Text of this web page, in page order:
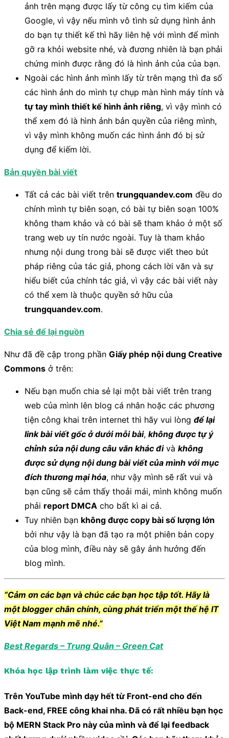
ảnh trên mạng được lấy từ công cụ tìm kiếm của
Google, vì vậy nếu mình vô tình sử dụng hình ảnh
do bạn tự thiết kế thì hãy liên hệ với mình để mình
gỡ ra khỏi website nhé, và đương nhiên là bạn phải
chứng minh được rằng đó là hình ảnh của của bạn.
Ngoài các hình ảnh mình lấy từ trên mạng thì đa số
các hình ảnh do mình tự chụp màn hình máy tính và
tự tay mình thiết kế hình ảnh riêng, vì vậy mình có
thể xem đó là hình ảnh bản quyền của riêng mình,
vì vậy mình không muốn các hình ảnh đó bị sử
dụng để kiếm lời.
Bản quyền bài viết
Tất cả các bài viết trên trungquandev.com đều do
chính mình tự biên soạn, có bài tự biên soạn 100%
không tham khảo và có bài sẽ tham khảo ở một số
trang web uy tín nước ngoài. Tuy là tham khảo
nhưng nội dung trong bài sẽ được viết theo bút
pháp riêng của tác giả, phong cách lời văn và sự
hiểu biết của chính tác giả, vì vậy các bài viết này
có thể xem là thuộc quyền sở hữu của
trungquandev.com.
Chia sẻ để lại nguồn
Như đã đề cập trong phần Giấy phép nội dung Creative
Commons ở trên:
Nếu bạn muốn chia sẻ lại một bài viết trên trang
web của mình lên blog cá nhân hoặc các phương
tiện công khai trên internet thì hãy vui lòng để lại
link bài viết gốc ở dưới mỗi bài, không được tự ý
chỉnh sửa nội dung câu văn khác đivà không
được sử dụng nội dung bài viết của mình với mục
đích thương mại hóa, như vậy mình sẽ rất vui và
bạn cũng sẽ cảm thấy thoải mái, mình không muốn
phải report DMCA cho bất kì ai cả.
Tuy nhiên bạn không được copy bài số lượng lớn
bởi như vậy là bạn đã tạo ra một phiên bản copy
của blog mình, điều này sẽ gây ảnh hưởng đến
blog mình.
“Cảm ơn các bạn và chúc các bạn học tập tốt. Hãy là
một blogger chân chính, cùng phát triển một thế hệ IT
Việt Nam mạnh mẽ nhé.”
Best Regards – Trung Quân – Green Cat
Khóa học lập trình làm việc thực tế:
Trên YouTube mình dạy hết từ Front-end cho đến
Back-end, FREE công khai nha. Đã có rất nhiều bạn học
bộ MERN Stack Pro này của mình và để lại feedback